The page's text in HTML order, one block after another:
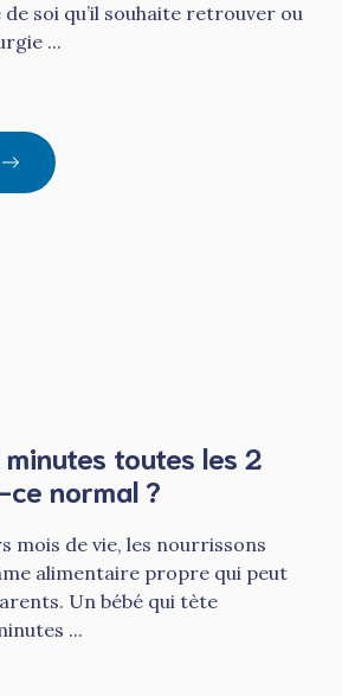
de soi qu’il souhaite retrouver ou
...
toutes les 2
normal ?
mois de vie, les nourrissons
alimentaire propre qui peut
Un bébé qui tète
...